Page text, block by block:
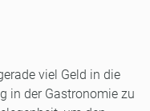
viel Geld in die
in der Gastronomie zu